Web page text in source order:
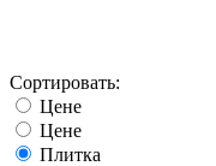
Сортировать:
Цене
Цене
Плитка